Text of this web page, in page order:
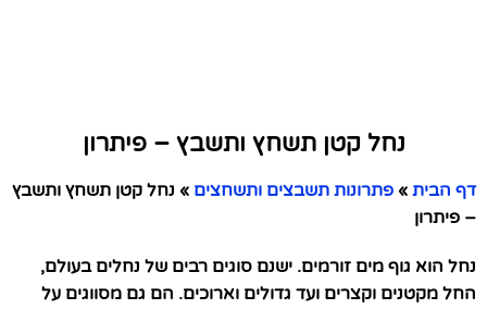
נחל קטן תשחץ ותשבץ – פיתרון
דף הבית » פתרונות תשבצים ותשחצים » נחל קטן תשחץ ותשבץ
– פיתרון
נחל הוא גוף מים זורמים. ישנם סוגים רבים של נחלים בעולם,
החל מקטנים וקצרים ועד גדולים וארוכים. הם גם מסווגים על